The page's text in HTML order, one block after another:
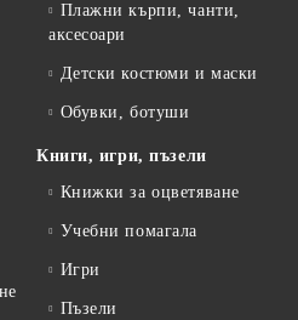
Плажни кърпи, чанти,
аксесоари
Детски костюми и маски
Обувки, ботуши
Книги, игри, пъзели
Книжки за оцветяване
Учебни помагала
Игри
Пъзели